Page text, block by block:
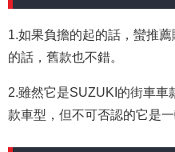
1.如果負擔的起的話，蠻推
的話，舊款也不錯。
2.雖然它是SUZUKI的街車車
款車型，但不可否認的它是一